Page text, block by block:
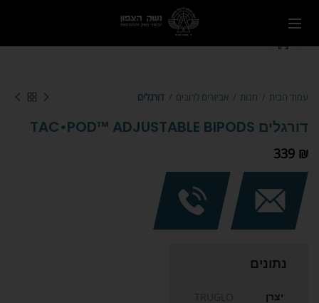
Click to enlarge
עמוד הבית חנות אביזרים לרובים דורגלים
דורגלים TAC•POD™ ADJUSTABLE BIPODS
339 ₪
נתונים
יצרן